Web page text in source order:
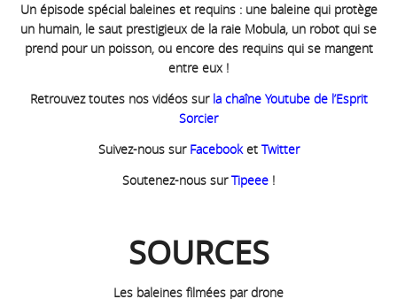
Un épisode spécial baleines et requins : une baleine qui protège
un humain, le saut prestigieux de la raie Mobula, un robot qui se
prend pour un poisson, ou encore des requins qui se mangent
entre eux !
Retrouvez toutes nos vidéos sur la chaîne Youtube de l’Esprit
Sorcier
Suivez-nous sur Facebooket Twitter
Soutenez-nous surTipeee !
SOURCES
Les baleines filmées par drone